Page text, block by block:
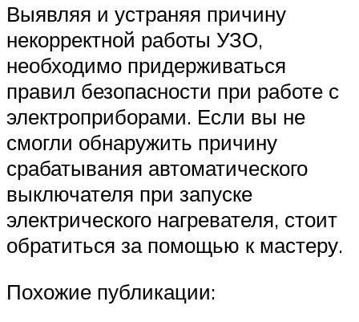
Выявляя и устраняя причину
некорректной работы УЗО,
необходимо придерживаться
правил безопасности при работе с
электроприборами. Если вы не
смогли обнаружить причину
срабатывания автоматического
выключателя при запуске
электрического нагревателя, стоит
обратиться за помощью к мастеру.
Похожие публикации: